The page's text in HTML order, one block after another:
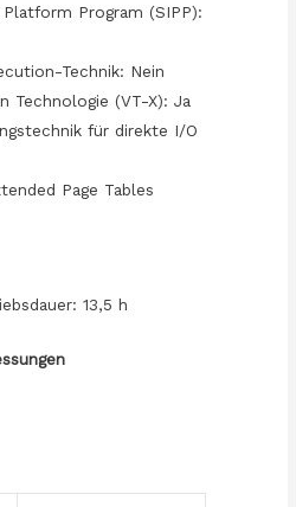
Program (SIPP):
Technik: Nein
Technologie (VT-X): Ja
für direkte I/O
Page Tables
13,5 h